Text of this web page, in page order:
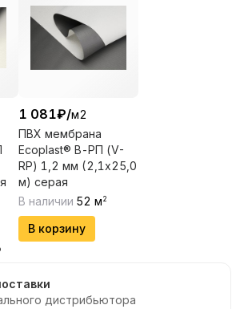
1 081₽/м2
ПВХ мембрана
Ecoplast® В-РП (V-
RP) 1,2 мм (2,1х25,0
м) серая
В наличии 52 м 2
В корзину
дистрибьютора